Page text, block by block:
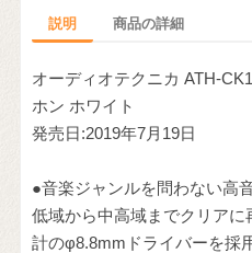
説明 商品の詳細
オーディオテクニカ ATH-
ホン ホワイト
発売日:2019年7月19日
●音楽ジャンルを問わない高
低域から中高域までクリアに
計のφ8.8mmドライバーを採